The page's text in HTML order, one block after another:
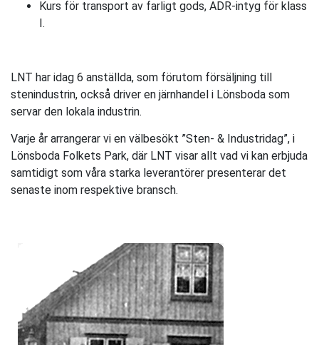
Kurs för transport av farligt gods, ADR-intyg för klass
I.
LNT har idag 6 anställda, som förutom försäljning till
stenindustrin, också driver en järnhandel i Lönsboda som
servar den lokala industrin.
Varje år arrangerar vi en välbesökt ”Sten- & Industridag”, i
Lönsboda Folkets Park, där LNT visar allt vad vi kan erbjuda
samtidigt som våra starka leverantörer presenterar det
senaste inom respektive bransch.